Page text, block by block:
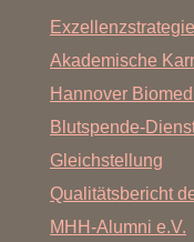
Exzellenzstrategie
Akademische
Hannover
Blutspende-
Gleichstellung
Qualitätsbericht
MHH-Alumni e.V.